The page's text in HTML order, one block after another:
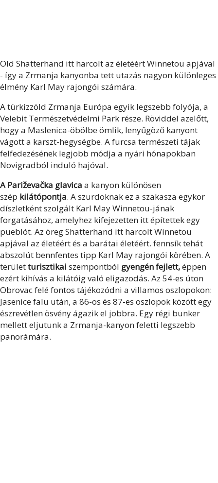
Old Shatterhand itt harcolt az életéért Winnetou apjával
- így a Zrmanja kanyonba tett utazás nagyon különleges
élmény Karl May rajongói számára.
A türkizzöld Zrmanja Európa egyik legszebb folyója, a
Velebit Természetvédelmi Park része. Röviddel azelőtt,
hogy a Maslenica-öbölbe ömlik, lenyűgöző kanyont
vágott a karszt-hegységbe. A furcsa természeti tájak
felfedezésének legjobb módja a nyári hónapokban
Novigradból induló hajóval.
A Pariževačka glavica a kanyon különösen
szép kilátópontja. A szurdoknak ez a szakasza egykor
díszletként szolgált Karl May Winnetou-jának
forgatásához, amelyhez kifejezetten itt építettek egy
pueblót. Az öreg Shatterhand itt harcolt Winnetou
apjával az életéért és a barátai életéért. fennsík tehát
abszolút bennfentes tipp Karl May rajongói körében. A
területturisztikai szempontból gyengén fejlett,éppen
ezért kihívás a kilátóig való eligazodás. Az 54-es úton
Obrovac felé fontos tájékozódni a villamos oszlopokon:
Jasenice falu után, a 86-os és 87-es oszlopok között egy
észrevétlen ösvény ágazik el jobbra. Egy régi bunker
mellett eljutunk a Zrmanja-kanyon feletti legszebb
panorámára.